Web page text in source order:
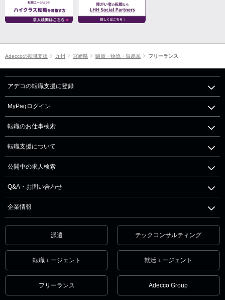
Adeccoの転職支援 九州 宮崎県 購買・物流・貿易系 フリーランス
アデコの転職支援に登録
MyPagログイン
転職のお仕事検索
転職支援について
公開中の求人検索
Q&A・お問い合わせ
企業情報
派遣 テックコンサルティング
転職エージェント 就活エージェント
フリーランス Adecco Group